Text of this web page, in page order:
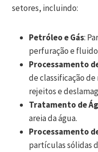
setores, incluindo:
Petróleo e Gás:
perfuração e
Processamento
de classificação
rejeitos e
Tratamento de
areia da água.
Processamento
partículas sólidas